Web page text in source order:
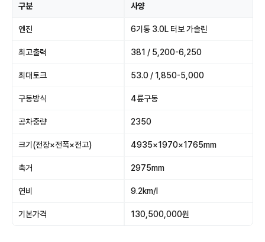
구분 사양
엔진 6기통 3.0L 터보 가솔린
최고출력 381 / 5,200-6,250
최대토크 53.0 / 1,850-5,000
구동방식 4륜구동
공차중량 2350
크기(전장×전폭×전고) 4935×1970×1765mm
축거 2975mm
연비 9.2km/l
기본가격 130,500,000원